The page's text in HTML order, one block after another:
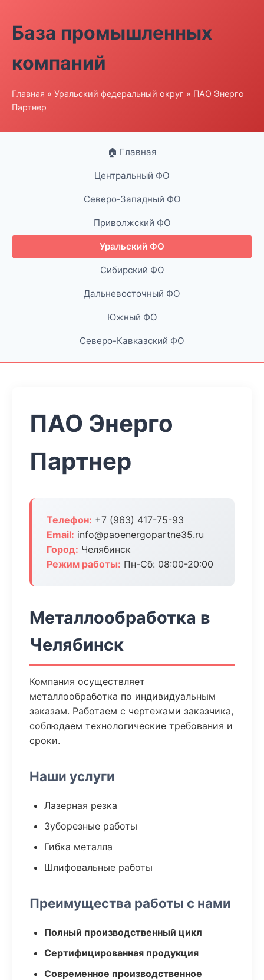
База промышленных
компаний
Главная » Уральский федеральный округ » ПАО Энерго
Партнер
🏠 Главная
Центральный ФО
Северо-Западный ФО
Приволжский ФО
Уральский ФО
Сибирский ФО
Дальневосточный ФО
Южный ФО
Северо-Кавказский ФО
ПАО Энерго
Партнер
Телефон: +7 (963) 417-75-93
Email: info@paoenergopartne35.ru
Город: Челябинск
Режим работы: Пн-Сб: 08:00-20:00
Металлообработка в
Челябинск
Компания осуществляет
металлообработка по индивидуальным
заказам. Работаем с чертежами заказчика,
соблюдаем технологические требования и
сроки.
Наши услуги
Лазерная резка
Зуборезные работы
Гибка металла
Шлифовальные работы
Преимущества работы с нами
Полный производственный цикл
Сертифицированная продукция
Современное производственное